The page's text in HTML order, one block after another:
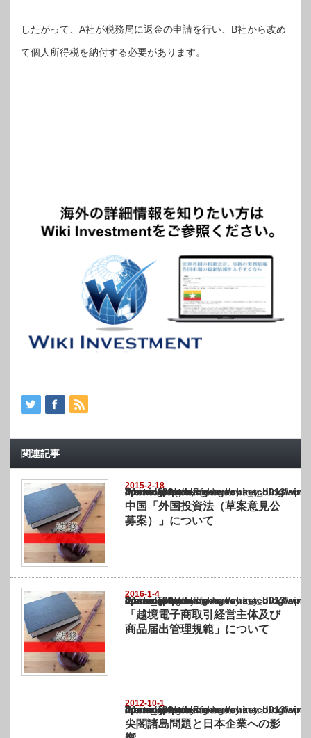
したがって、A社が税務局に返金の申請を行い、B社から改め
て個人所得税を納付する必要があります。
関連記事
2015-2-18
Warning
: Undefined array key "show_category" in
/home/netst/kuno-cpa.co.jp/public_html/china_blog/wp-content/themes/
on line183
中国「外国投資法（草案意見公
募案）」について
2016-1-4
Warning
: Undefined array key "show_category" in
/home/netst/kuno-cpa.co.jp/public_html/china_blog/wp-content/themes/
on line183
「越境電子商取引経営主体及び
商品届出管理規範」について
2012-10-1
Warning
: Undefined array key "show_category" in
/home/netst/kuno-cpa.co.jp/public_html/china_blog/wp-content/themes/
on line183
尖閣諸島問題と日本企業への影